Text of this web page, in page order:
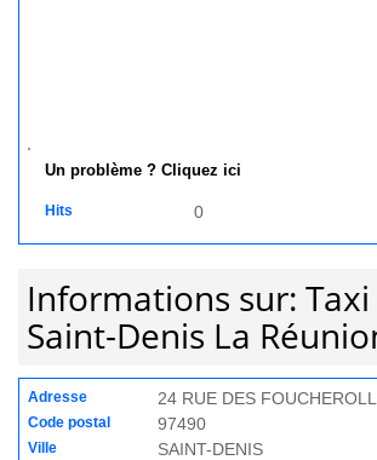
Un problème ? Cliquez ici
Hits 0
Informations sur: Taxi
Saint-Denis La
Adresse 24 RUE DES
Code postal 97490
Ville SAINT-DENIS